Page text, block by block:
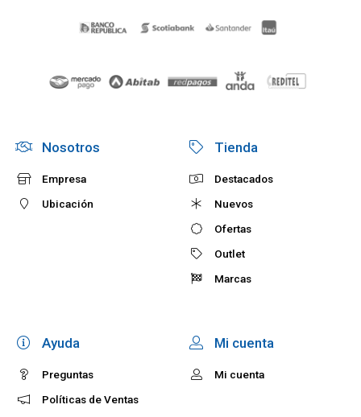
Nosotros
Empresa
Ubicación
Tienda
Destacados
Nuevos
Ofertas
Outlet
Marcas
Ayuda
Preguntas
Políticas de Ventas
Mi cuenta
Mi cuenta